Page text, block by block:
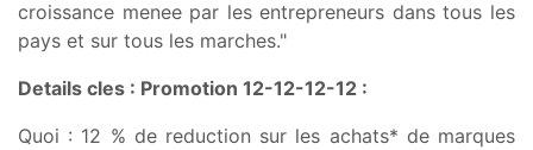
croissance menee par les entrepreneurs dans tous les
pays et sur tous les marches."
Details cles : Promotion 12-12-12-12 :
Quoi : 12 % de reduction sur les achats* de marques